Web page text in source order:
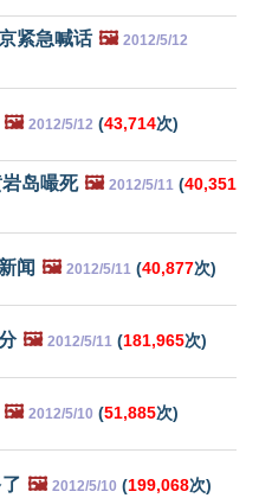
紧急喊话 🖼️ 2012/5/12
🖼️ 2012/5/12 (43,714次)
岛嘬死 🖼️ 2012/5/11 (40,351
闻 🖼️ 2012/5/11 (40,877次)
🖼️ 2012/5/11 (181,965次)
🖼️ 2012/5/10 (51,885次)
🖼️ 2012/5/10 (199,068次)